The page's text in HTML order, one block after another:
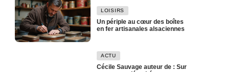
LOISIRS
Un périple au cœur des boîtes
en fer artisanales alsaciennes
ACTU
Cécile Sauvage auteur de : Sur